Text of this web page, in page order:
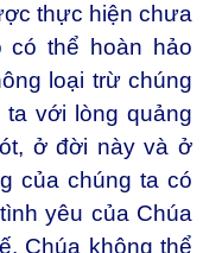
thực hiện chưa
có thể hoàn hảo
loại trừ chúng
với lòng quảng
ở đời này và ở
của chúng ta có
yêu của Chúa
Chúa không thể